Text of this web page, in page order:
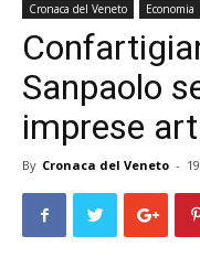
Cronaca del Veneto Economia
Sanpaolo
imprese
By Cronaca del Veneto -